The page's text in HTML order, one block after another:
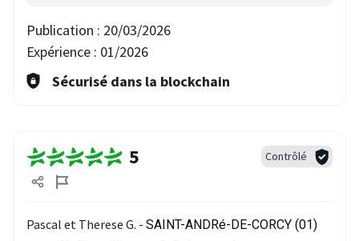
Publication : 20/03/2026
Expérience : 01/2026
Sécurisé dans la blockchain
5 Contrôlé
Pascal et Therese G. - SAINT-ANDRé-DE-CORCY (01)